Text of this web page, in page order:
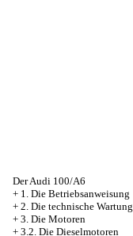
Der Audi 100/A6
+ 1. Die Betriebsanweisung
+ 2. Die technische Wartung
+ 3. Die Motoren
+ 3.2. Die Dieselmotoren